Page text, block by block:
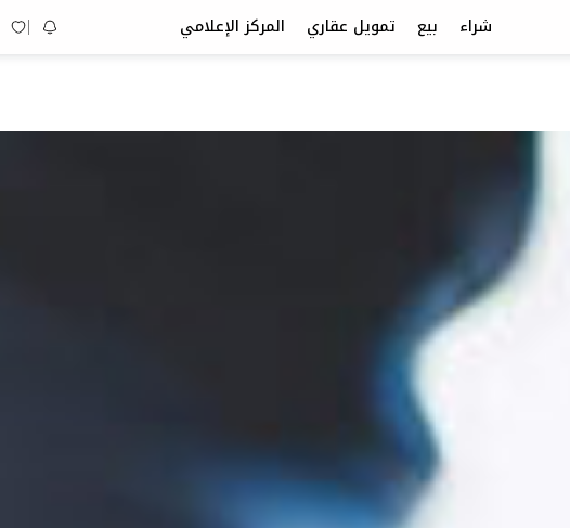
شراء بيع تمويل عقاري المركز الإعلامي